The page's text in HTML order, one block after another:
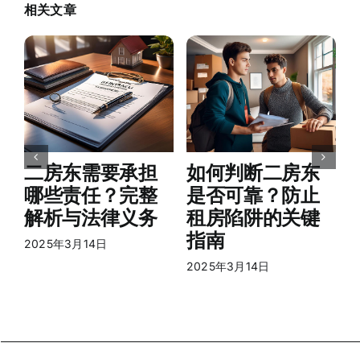
相关文章
二房东需要承担
哪些责任？完整
解析与法律义务
2025年3月14日
如何判断二房东
是否可靠？防止
租房陷阱的关键
指南
2025年3月14日